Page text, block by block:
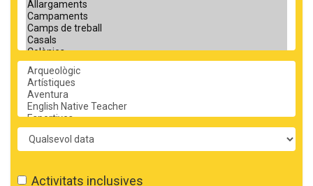
Tipus d'activitat
Temàtica
Període
Activitats inclusives
FORMACIÓ
CASES DE COLÒNIES
ACCIÓ SOCIAL I JOVES